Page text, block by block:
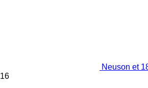
Neuson et
16